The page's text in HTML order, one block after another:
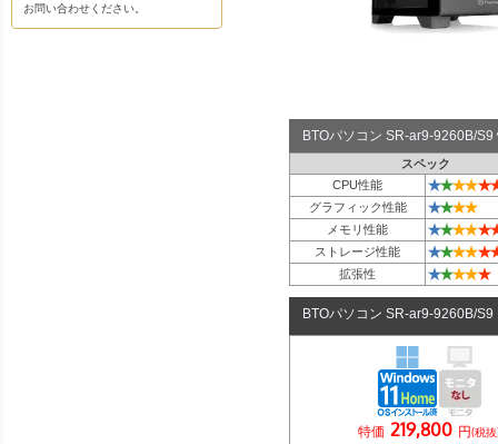
BTOパソコン SR-ar9-9260B/
スペック
CPU性能
★★★★★
グラフィック性能 ★★★★
メモリ性能 ★★★★★
ストレージ性能 ★★★★★
拡張性 ★★★★★
BTOパソコン SR-ar9-9260B/S9
特価 219,800 円(税抜
お問い合わせください。